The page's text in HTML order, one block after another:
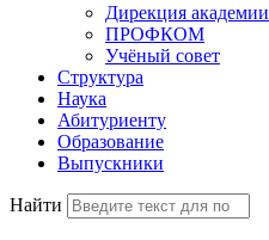
Дирекция академии
ПРОФКОМ
Учёный совет
Структура
Наука
Абитуриенту
Образование
Выпускники
Найти